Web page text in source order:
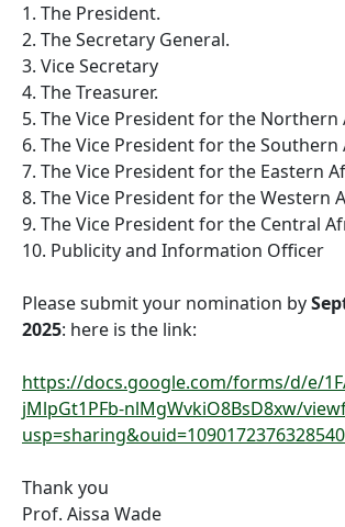
1. The President.
2. The Secretary General.
3. Vice Secretary
4. The Treasurer.
5. The Vice President for the Northern
6. The Vice President for the Southern
7. The Vice President for the Eastern
8. The Vice President for the Western
9. The Vice President for the Central
10. Publicity and Information Officer
Please submit your nomination by
2025: here is the link:
https://docs.google.com/forms/d/e/
jMlpGt1PFb-nlMgWvkiO8BsD8xw/
Thank you
Prof. Aissa Wade